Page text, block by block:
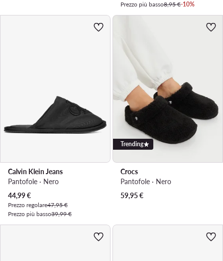
Prezzo più basso8,95 €-10%
Calvin Klein Jeans
Pantofole · Nero
Prezzo attuale
44,99€
Prezzo regolare47,95 €
Prezzo più basso39,99 €
Trending
Crocs
Pantofole · Nero
59,95€